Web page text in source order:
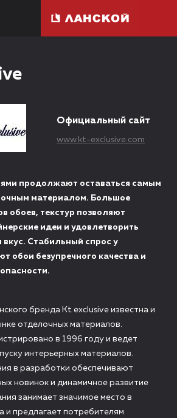
Официальный сайт
www.kt-exclusive.com
продолжают оставаться самым
материалом. Большое
обоев, текстур позволяют
идеи и удовлетворить
Стабильный спрос у
обои безупречного качества и
бренда Kt exclusive известна и
отделочных материалов.
в 1996 году и ведет
интерьерных материалов.
в разработки обеспечивают
новинок и динамичное развитие
занимает значимое место в
и предлагает потребителям